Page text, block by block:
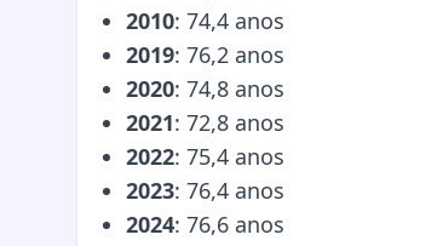
2010: 74,4 anos
2019: 76,2 anos
2020: 74,8 anos
2021: 72,8 anos
2022: 75,4 anos
2023: 76,4 anos
2024: 76,6 anos